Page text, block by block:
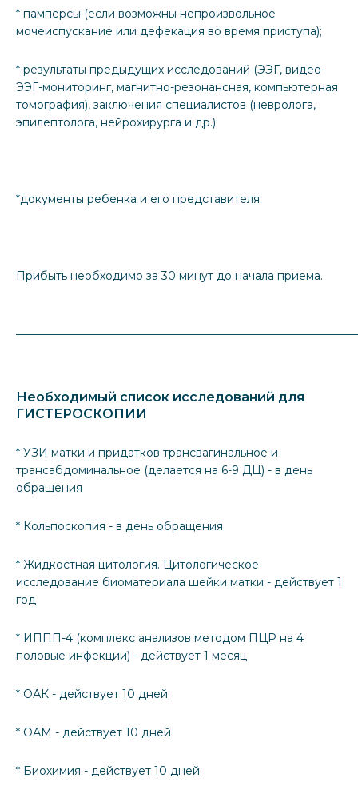
* памперсы (если возможны непроизвольное
мочеиспускание или дефекация во время приступа);
* результаты предыдущих исследований (ЭЭГ, видео-
ЭЭГ-мониторинг, магнитно-резонансная, компьютерная
томография), заключения специалистов (невролога,
эпилептолога, нейрохирурга и др.);
*документы ребенка и его представителя.
Прибыть необходимо за 30 минут до начала приема.
Необходимый список исследований для
ГИСТЕРОСКОПИИ
* УЗИ матки и придатков трансвагинальное и
трансабдоминальное (делается на 6-9 ДЦ) - в день
обращения
* Кольпоскопия - в день обращения
* Жидкостная цитология. Цитологическое
исследование биоматериала шейки матки - действует 1
год
* ИППП-4 (комплекс анализов методом ПЦР на 4
половые инфекции) - действует 1 месяц
* ОАК - действует 10 дней
* ОАМ - действует 10 дней
* Биохимия - действует 10 дней